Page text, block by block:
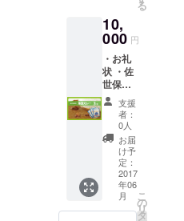
チ、ポ
テト…
など)×
５ ・結
果報告
書 ・協
賛パネ
ルにお
名前記
載(希望
者のみ
※6月迄
の支援
者に限
る) ・第
3回まち
る
10,
000 円
・お礼
状 ・佐
世保名
物の海
軍カ
レー×２
・結果
報告書
・協賛
パネル
にお名
前記載
(希望者
支援
者：
0人
お届
け予
定：
2017
年06
月
こ
の
リ
タ